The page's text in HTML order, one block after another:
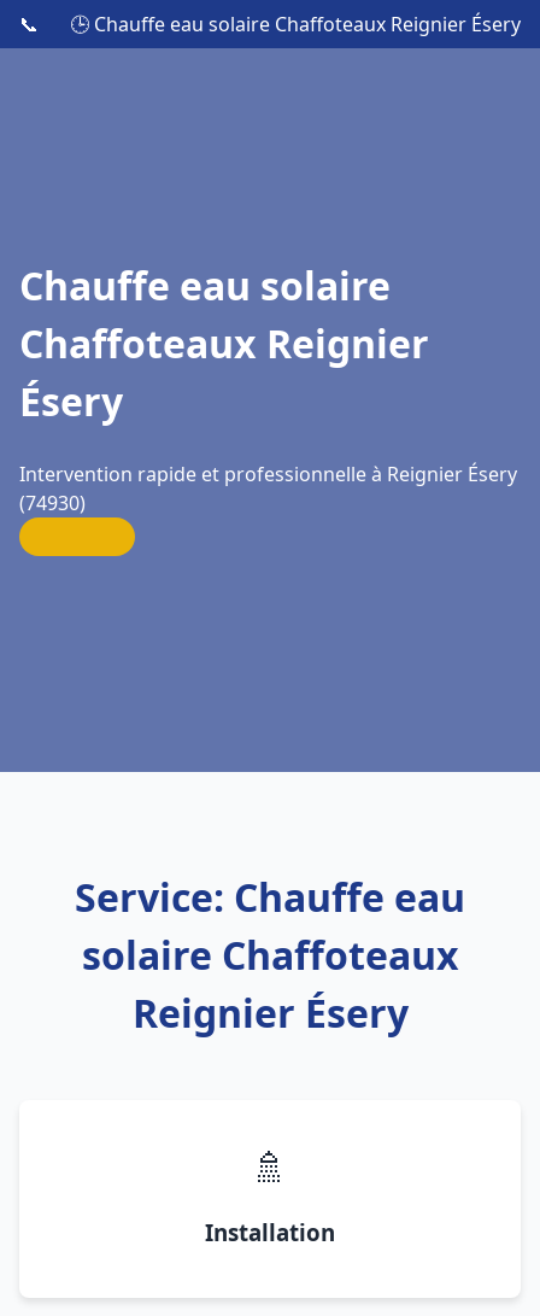
📞 🕒 Chauffe eau solaire Chaffoteaux Reignier Ésery
Chauffe eau solaire
Chaffoteaux Reignier
Ésery
Intervention rapide et professionnelle à Reignier Ésery
(74930)
Service: Chauffe eau
solaire Chaffoteaux
Reignier Ésery
🚿
Installation